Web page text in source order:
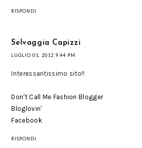
RISPONDI
Selvaggia Capizzi
LUGLIO 01, 2012 9:44 PM
Interessantissimo sito!!
Don't Call Me Fashion Blogger
Bloglovin'
Facebook
RISPONDI